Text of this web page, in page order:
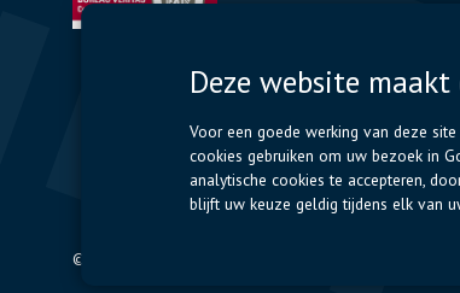
+32
© 2024 Nijkerk Electronics |
Deze website
Voor een goede werking van deze
cookies gebruiken om uw bezoek in
analytische cookies te accepteren,
blijft uw keuze geldig tijdens elk van